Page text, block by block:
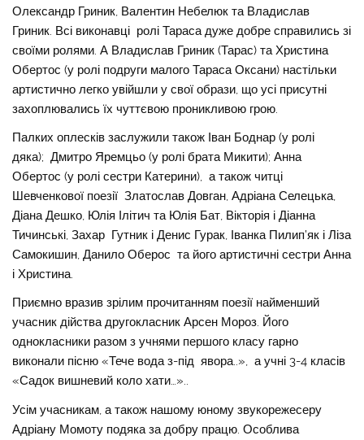
Олександр Гриник, Валентин Небелюк та Владислав
Гриник. Всі виконавці ролі Тараса дуже добре справились зі
своїми ролями. А Владислав Гриник (Тарас) та Христина
Обертос (у ролі подруги малого Тараса Оксани) настільки
артистично легко увійшли у свої образи, що усі присутні
захоплювались їх чуттєвою проникливою грою.
Палких оплесків заслужили також Іван Боднар (у ролі
дяка); Дмитро Яремцьо (у ролі брата Микити); Анна
Обертос (у ролі сестри Катерини), а також читці
Шевченкової поезії Златослав Довган, Адріана Селецька,
Діана Дешко, Юлія Ілітич та Юлія Бат, Вікторія і Діанна
Тичинські, Захар Гутник і Денис Гурак, Іванка Пилип’як і Ліза
Самокишин, Данило Оберос та його артистичні сестри Анна
і Христина.
Приємно вразив зрілим прочитанням поезії найменший
учасник дійства другокласник Арсен Мороз. Його
однокласники разом з учнями першого класу гарно
виконали пісню «Тече вода з-під явора..», а учні 3-4 класів
«Садок вишневий коло хати…»..
Усім учасникам, а також нашому юному звукорежесеру
Адріану Момоту подяка за добру працю. Особлива